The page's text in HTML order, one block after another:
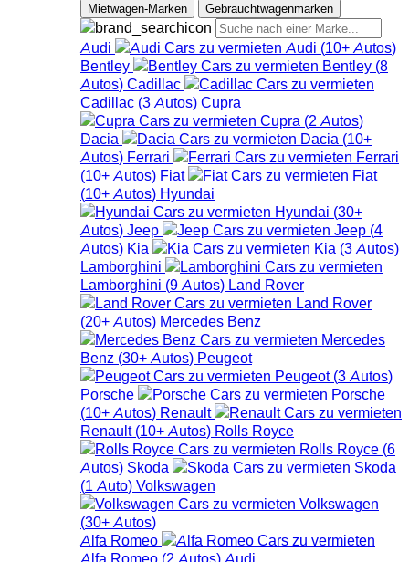
Mietwagen-Marken Gebrauchtwagenmarken
Audi Audi (10+Autos)
Bentley
Bentley (8
Autos) Cadillac
Cadillac (3Autos) Cupra
Cupra (2Autos)
Dacia
Dacia (10+
Autos) Ferrari
Ferrari
(10+Autos) Fiat
Fiat
(10+Autos) Hyundai
Hyundai (30+
Autos) Jeep Jeep (4
Autos) Kia Kia (3Autos)
Lamborghini
Lamborghini (9Autos) Land Rover
Land Rover
(20+Autos) Mercedes Benz
Mercedes
Benz (30+Autos) Peugeot
Peugeot (3Autos)
Porsche
Porsche
(10+Autos) Renault
Renault (10+Autos) Rolls Royce
Rolls Royce (6
Autos) Skoda
Skoda
(1Auto) Volkswagen
Volkswagen
(30+Autos)
Alfa Romeo